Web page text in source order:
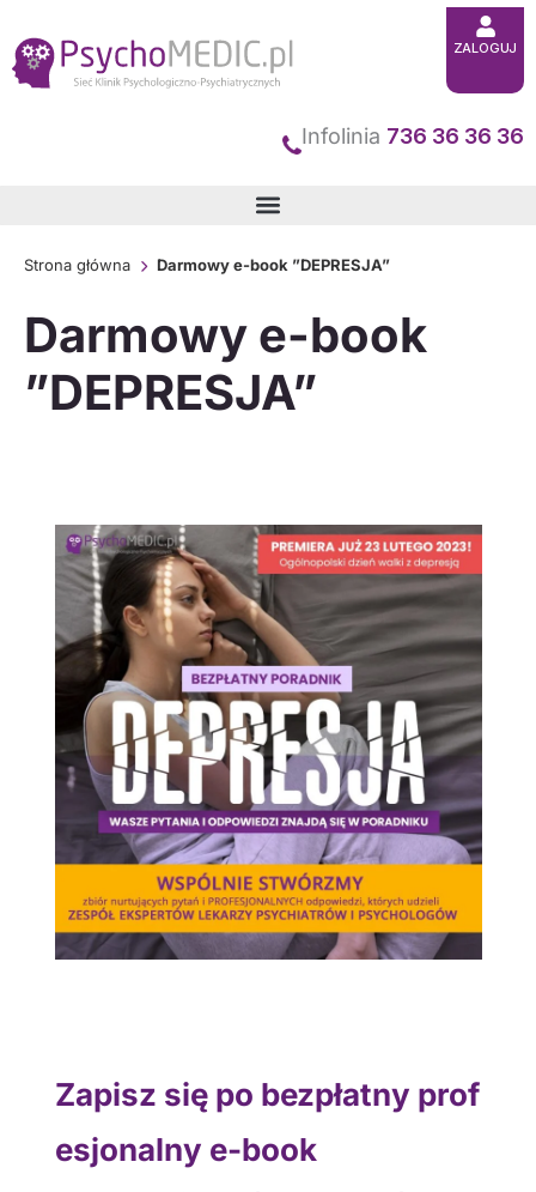
do
treści
Infolinia 736 36 36 36
ZALOGUJ
Strona główna Darmowy e-book ”DEPRESJA”
Darmowy e-book
”DEPRESJA”
Zapisz się po bezpłatny prof
esjonalny e-book